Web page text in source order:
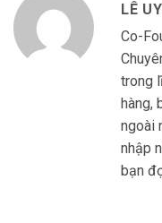
LÊ
Co-
trong
hàng,
ngoài
nhập
bạn